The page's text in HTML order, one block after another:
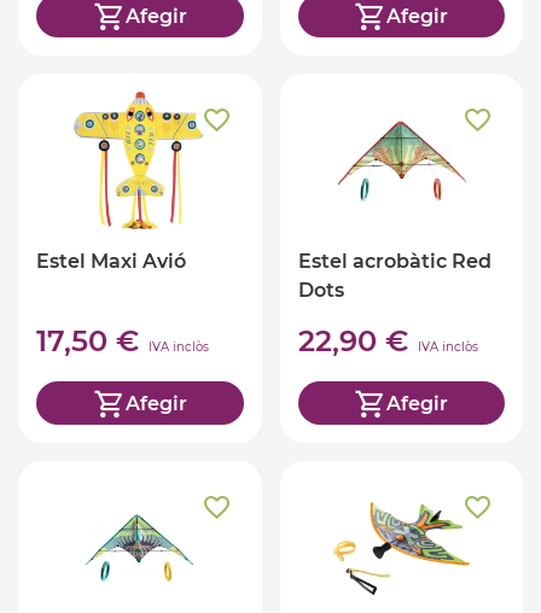
Afegir Afegir
Estel Maxi Avió
17,50 € IVA inclòs
Afegir
Estel acrobàtic Red
Dots
22,90 € IVA inclòs
Afegir